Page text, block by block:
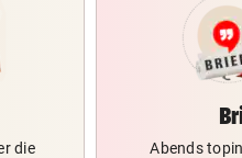
die
Abends